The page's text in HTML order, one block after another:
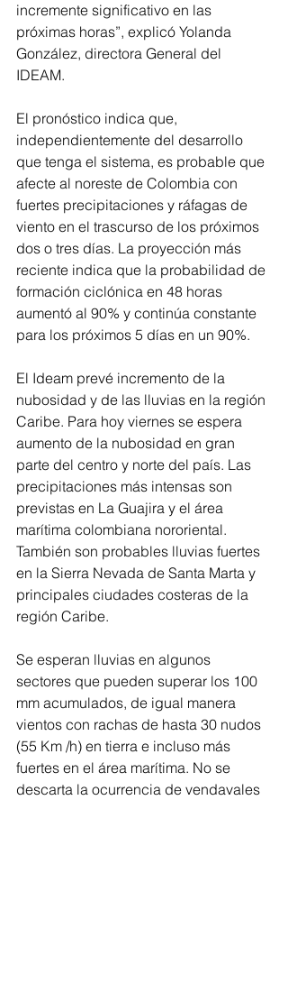
incremente significativo en las
próximas horas”, explicó Yolanda
González, directora General del
IDEAM.
El pronóstico indica que,
independientemente del desarrollo
que tenga el sistema, es probable que
afecte al noreste de Colombia con
fuertes precipitaciones y ráfagas de
viento en el trascurso de los próximos
dos o tres días. La proyección más
reciente indica que la probabilidad de
formación ciclónica en 48 horas
aumentó al 90% y continúa constante
para los próximos 5 días en un 90%.
El Ideam prevé incremento de la
nubosidad y de las lluvias en la región
Caribe. Para hoy viernes se espera
aumento de la nubosidad en gran
parte del centro y norte del país. Las
precipitaciones más intensas son
previstas en La Guajira y el área
marítima colombiana nororiental.
También son probables lluvias fuertes
en la Sierra Nevada de Santa Marta y
principales ciudades costeras de la
región Caribe.
Se esperan lluvias en algunos
sectores que pueden superar los 100
mm acumulados, de igual manera
vientos con rachas de hasta 30 nudos
(55 Km /h) en tierra e incluso más
fuertes en el área marítima. No se
descarta la ocurrencia de vendavales